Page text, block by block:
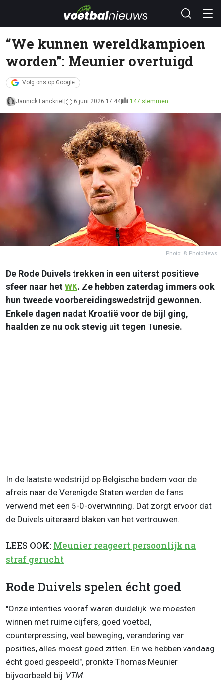
“We kunnen wereldkampioen
worden”: Meunier overtuigd
Volg ons op Google
Jannick Lanckriet 6 juni 2026 17:44 147 stemmen
Photo: © PhotoNews
De Rode Duivels trekken in een uiterst positieve
sfeer naar hetWK. Ze hebben zaterdag immers ook
hun tweede voorbereidingswedstrijd gewonnen.
Enkele dagen nadat Kroatië voor de bijl ging,
haalden ze nu ook stevig uit tegen Tunesië.
In de laatste wedstrijd op Belgische bodem voor de
afreis naar de Verenigde Staten werden de fans
verwend met een 5-0-overwinning. Dat zorgt ervoor dat
de Duivels uiteraard blaken van het vertrouwen.
LEES OOK: Meunier reageert persoonlijk na
straf gerucht
Rode Duivels spelen écht goed
"Onze intenties vooraf waren duidelijk: we moesten
winnen met ruime cijfers, goed voetbal,
counterpressing, veel beweging, verandering van
posities, alles moest goed zitten. En we hebben vandaag
écht goed gespeeld", pronkte Thomas Meunier
bijvoorbeeld bij VTM.